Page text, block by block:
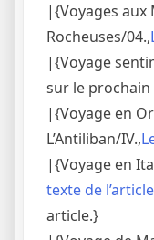
|{Voyages aux
Rocheuses/04.,
|{Voyage
sur le
|{Voyage en
L’Antiliban/IV.,
|{Voyage en
texte de
article.}